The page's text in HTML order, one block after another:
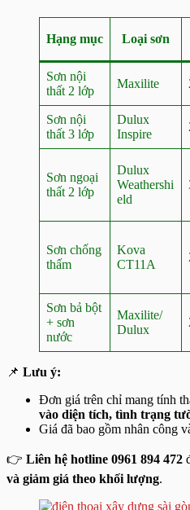
Hạng mục Loại sơn
Sơn nội
thất 2 lớp
Maxilite
Sơn nội
thất 3 lớp
Dulux
Inspire
Sơn ngoại
thất 2 lớp
Dulux
Weathershi
eld
Sơn chống
thấm
Kova
CT11A
Sơn bả bột
+ sơn
nước
Maxilite/
Dulux
📌 Lưu ý:
Đơn giá trên chỉ mang tính
vào diện tích, tình trạng
Giá đã bao gồm nhân công
👉 Liên hệ hotline 0961 894 472
và giảm giá theo khối lượng.